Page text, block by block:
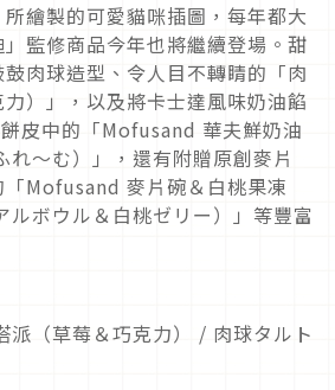
繪製的可愛貓咪插圖，每年都大
監修商品今年也將繼續登場。甜
肉球造型、令人目不轉睛的「肉
）」，以及將卡士達風味奶油餡
皮中的「Mofusand 華夫鮮奶油
れ～む）」，還有附贈原創麥片
Mofusand 麥片碗＆白桃果凍
ルボウル＆白桃ゼリー）」等豐富
（草莓＆巧克力） / 肉球タルト